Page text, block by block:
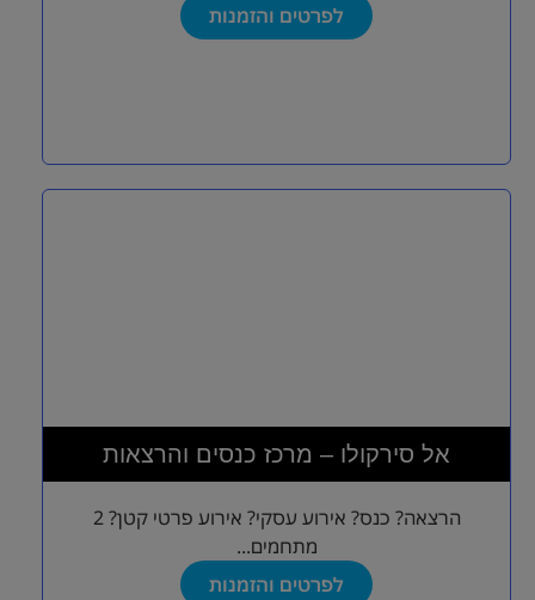
לפרטים והזמנות
אל סירקולו – מרכז כנסים והרצאות
הרצאה? כנס? אירוע עסקי? אירוע פרטי קטן? 2
מתחמים...
לפרטים והזמנות